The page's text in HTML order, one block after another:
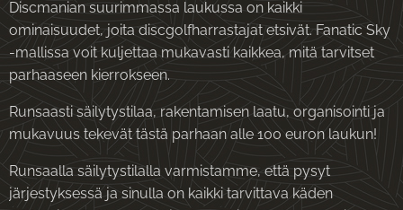
Discmanian suurimmassa laukussa on kaikki
ominaisuudet, joita discgolfharrastajat etsivät. Fanatic Sky
-mallissa voit kuljettaa mukavasti kaikkea, mitä tarvitset
parhaaseen kierrokseen.
Runsaasti säilytystilaa, rakentamisen laatu, organisointi ja
mukavuus tekevät tästä parhaan alle 100 euron laukun!
Runsaalla säilytystilalla varmistamme, että pysyt
järjestyksessä ja sinulla on kaikki tarvittava käden